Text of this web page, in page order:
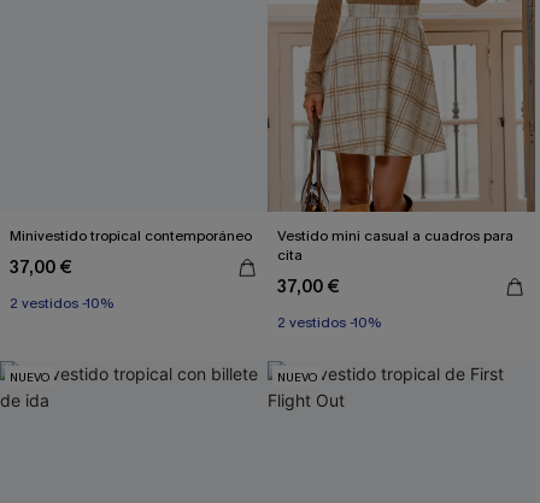
Minivestido tropical contemporáneo
37,00 €
2 vestidos -10%
Vestido mini casual a cuadros para
cita
37,00 €
2 vestidos -10%
NUEVO NUEVO